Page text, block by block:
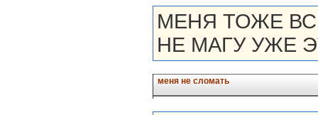
МЕНЯ ТОЖЕ
НЕ МАГУ УЖЕ
меня не сломать